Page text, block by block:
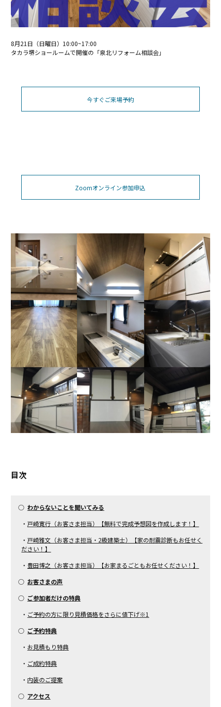
8月21日（日曜日）​10:00~17:00
タカラ堺ショールームで開催の「泉北リフォーム相談会」
今すぐご来場予約
Zoomオンライン参加申込
目次
○ わからないことを聞いてみる
・戸崎寛行（お客さま担当）【無料で完成予想図を​作成します！】
・戸崎雅文（お客さま担当・2級建築士）【家の耐震診断も​お任せく
ださい！】
・ 豊田博之（お客さま担当）【お家まるごとも​お任せください！】
○ お客さまの声
○ ご参加者だけの特典
・ ご予約の方に限り見積価格をさらに値下げ※1
○ ご予約特典
・ お見積もり特典
・ ご成約特典
・ 内装のご提案
○ アクセス